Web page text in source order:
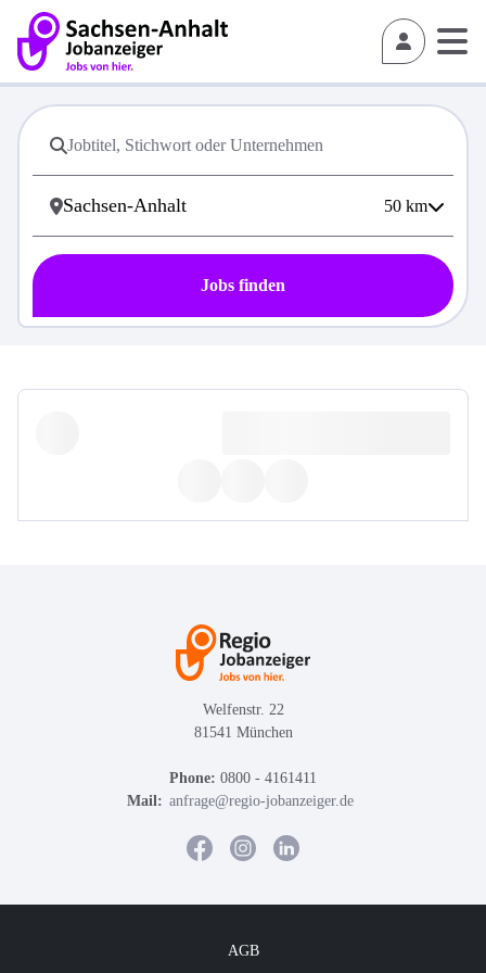
50 km
Jobs finden
Welfenstr. 22
81541 München
Phone: 0800 - 4161411
Mail: anfrage@regio-jobanzeiger.de
AGB